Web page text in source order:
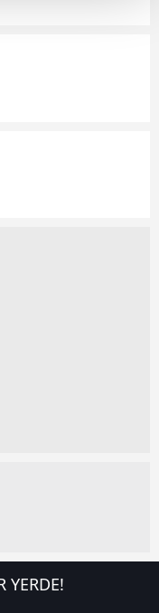
izin vermedikleri
için İnternet
ait çerezler
çeşitli kişisel
çerezler bilgi
daha işlevsel
YERDE!